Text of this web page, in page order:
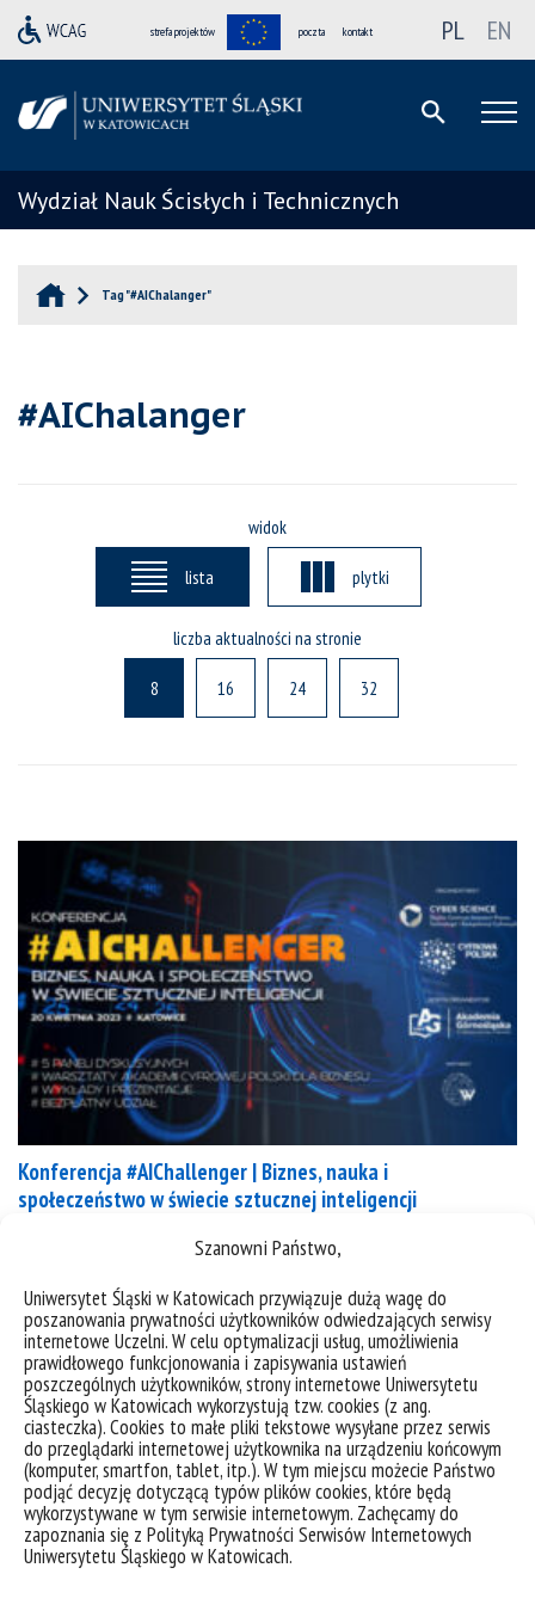
Szanowni Państwo,
Uniwersytet Śląski w Katowicach przywiązuje dużą wagę do
poszanowania prywatności użytkowników odwiedzających serwisy
internetowe Uczelni. W celu optymalizacji usług, umożliwienia
prawidłowego funkcjonowania i zapisywania ustawień
poszczególnych użytkowników, strony internetowe Uniwersytetu
Śląskiego w Katowicach wykorzystują tzw. cookies (z ang.
ciasteczka). Cookies to małe pliki tekstowe wysyłane przez serwis
do przeglądarki internetowej użytkownika na urządzeniu końcowym
(komputer, smartfon, tablet, itp.). W tym miejscu możecie Państwo
podjąć decyzję dotyczącą typów plików cookies, które będą
wykorzystywane w tym serwisie internetowym. Zachęcamy do
zapoznania się z Polityką Prywatności Serwisów Internetowych
Uniwersytetu Śląskiego w Katowicach.
strefa projektów poczta kontakt PL EN
Wydział Nauk Ścisłych i Technicznych
Tag "#AIChalanger"
#AIChalanger
widok
lista plytki
liczba aktualności na stronie
8 16 24 32
Konferencja #AIChallenger | Biznes, nauka i
społeczeństwo w świecie sztucznej inteligencji
Elon Musk, Yuval Noah Harari i wielu innych
podpisało list otwarty o konieczności wstrzymania
prac w laboratoriach nad AI w związku m.in z
ChatGPT 4.0. Z kolei Włochy zabroniły jego używanie
przez administrację. Czy powinniśmy zatrzymać AI,
ChatGPT i inne generatory treści ? Czy możemy
funkcjonować bez AI w biznesie i nauce? Czy to
koniec...
kategorie:konferencje
student
tagi :#aichalanger ai chatgpt